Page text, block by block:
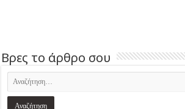
Βρες το άρθρο σου